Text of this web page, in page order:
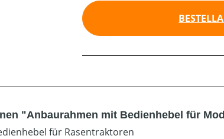
"Anbaurahmen mit Bedienhebel für
für Rasentraktoren